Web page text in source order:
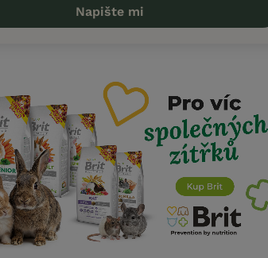
Napište mi